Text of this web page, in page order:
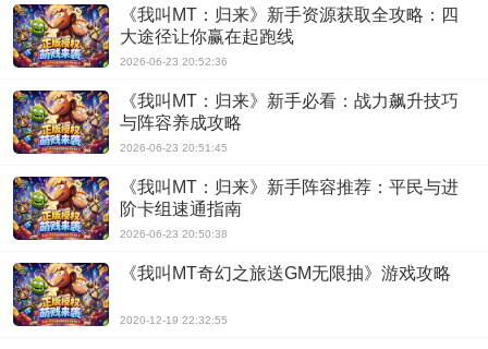
《我叫MT：归来》新手资源获取全攻略：四
大途径让你赢在起跑线
2026-06-23 20:52:36
《我叫MT：归来》新手必看：战力飙升技巧
与阵容养成攻略
2026-06-23 20:51:45
《我叫MT：归来》新手阵容推荐：平民与进
阶卡组速通指南
2026-06-23 20:50:38
《我叫MT奇幻之旅送GM无限抽》游戏攻略
2020-12-19 22:32:55